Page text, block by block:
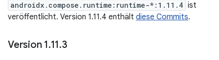
androidx.compose.runtime:runtime-*:1.11.4 ist
veröffentlicht. Version 1.11.4 enthält diese Commits.
Version 1.11.3